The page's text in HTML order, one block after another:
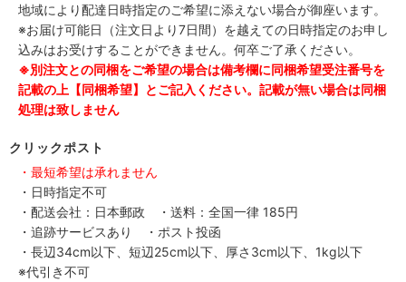
地域により配達日時指定のご希望に添えない場合が御座います。
※お届け可能日（注文日より7日間）を越えての日時指定のお申し
込みはお受けすることができません。何卒ご了承ください。
※別注文との同梱をご希望の場合は備考欄に同梱希望受注番号を
記載の上【同梱希望】とご記入ください。記載が無い場合は同梱
処理は致しません
クリックポスト
・最短希望は承れません
・日時指定不可
・配送会社：日本郵政 ・送料：全国一律 185円
・追跡サービスあり ・ポスト投函
・長辺34cm以下、短辺25cm以下、厚さ3cm以下、1kg以下
※代引き不可